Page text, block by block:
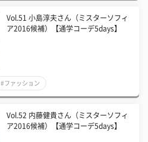
Vol.51 小島淳夫さん（ミスターソフィ
ア2016候補）【通学コーデ5days】
#ファッション
Vol.52 内藤健貴さん（ミスターソフィ
ア2016候補）【通学コーデ5days】